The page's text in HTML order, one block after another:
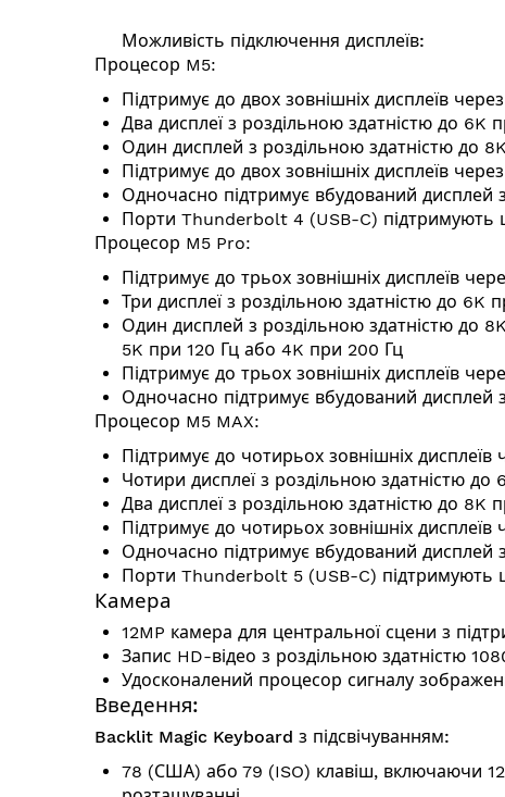
Можливість підключення дисплеїв:
Процесор M5:
Підтримує до двох зовнішніх дисплеїв
Два дисплеї з роздільною здатністю до
Один дисплей з роздільною здатністю до
Підтримує до двох зовнішніх дисплеїв
Одночасно підтримує вбудований дисплей
Порти Thunderbolt 4 (USB-C) підтримують
Процесор M5 Pro:
Підтримує до трьох зовнішніх дисплеїв
Три дисплеї з роздільною здатністю до 6K
Один дисплей з роздільною здатністю до
5K при 120 Гц або 4K при 200 Гц
Підтримує до трьох зовнішніх дисплеїв
Одночасно підтримує вбудований дисплей
Процесор M5 MAX:
Підтримує до чотирьох зовнішніх
Чотири дисплеї з роздільною здатністю
Два дисплеї з роздільною здатністю до
Підтримує до чотирьох зовнішніх
Одночасно підтримує вбудований дисплей
Порти Thunderbolt 5 (USB-C) підтримують
Камера
12MP камера для центральної сцени з
Запис HD-відео з роздільною здатністю
Удосконалений процесор сигналу
Введення:
Backlit Magic Keyboard з підсвічуванням:
78 (США) або 79 (ISO) клавіш, включаючи 12